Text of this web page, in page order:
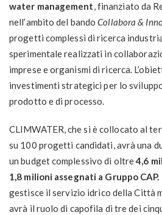
water management, finanziato da
nell’ambito del bandoCollabora &
progetti complessi di ricerca
sperimentale realizzati in
imprese e organismi di ricerca.
investimenti strategici per lo
prodotto e di processo.
CLIMWATER, che si è collocato al
su 100 progetti candidati, avrà una
un budget complessivo di oltre4,6
1,8 milioni assegnati a Gruppo CAP.
gestisce il servizio idrico della Città
avrà il ruolo di capofila di tre dei